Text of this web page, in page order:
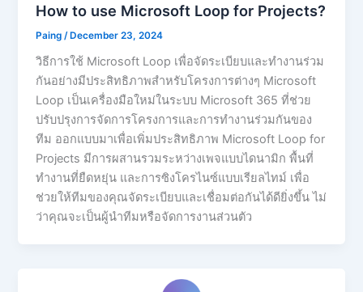
How to use Microsoft Loop for Projects?
Paing /December 23, 2024
วิธีการใช้ Microsoft Loop เพื่อจัดระเบียบและทำงานร่วม
กันอย่างมีประสิทธิภาพสำหรับโครงการต่างๆ Microsoft
Loop เป็นเครื่องมือใหม่ในระบบ Microsoft 365 ที่ช่วย
ปรับปรุงการจัดการโครงการและการทำงานร่วมกันของ
ทีม ออกแบบมาเพื่อเพิ่มประสิทธิภาพ Microsoft Loop for
Projects มีการผสานรวมระหว่างเพจแบบไดนามิก พื้นที่
ทำงานที่ยืดหยุ่น และการซิงโครไนซ์แบบเรียลไทม์ เพื่อ
ช่วยให้ทีมของคุณจัดระเบียบและเชื่อมต่อกันได้ดียิ่งขึ้น ไม่
ว่าคุณจะเป็นผู้นำทีมหรือจัดการงานส่วนตัว